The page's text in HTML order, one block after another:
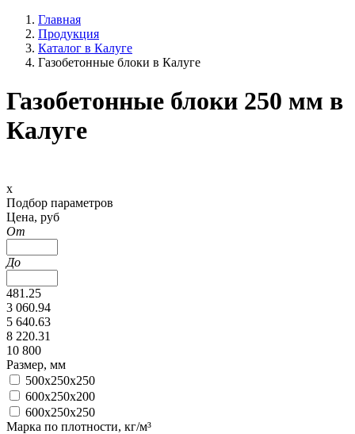
Главная
Продукция
Каталог в Калуге
Газобетонные блоки в Калуге
Газобетонные блоки 250 мм в
Калуге
х
Подбор параметров
Цена, руб
От
До
481.25
3 060.94
5 640.63
8 220.31
10 800
Размер, мм
500x250x250
600x250x200
600x250x250
Марка по плотности, кг/м³